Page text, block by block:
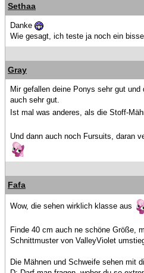
Sethaa
Danke
Wie gesagt, ich teste ja noch ein
Gray
Mir gefallen deine Ponys sehr gut
auch sehr gut.
Ist mal was anderes, als die Stoff-
Und dann auch noch Fursuits, daran
Fafa
Wow, die sehen wirklich klasse aus
Finde 40 cm auch ne schöne Größe,
Schnittmuster von ValleyViolet
Die Mähnen und Schweife sehen mit